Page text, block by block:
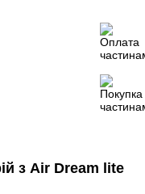
з Air Dream lite